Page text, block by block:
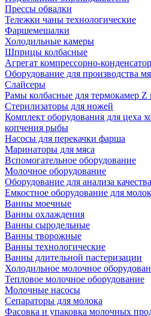
Прессы обвалки
Тележки чаны технологические
Фаршемешалки
Холодильные камеры
Шприцы колбасные
Агрегат компрессорно-
Оборудование для производства
Слайсеры
Рамы колбасные для термокамер Z
Стерилизаторы для ножей
Комплект оборудования для цеха
копчения рыбы
Насосы для перекачки фарша
Маринаторы для мяса
Вспомогательное оборудование
Молочное оборудование
Оборудование для анализа
Емкостное оборудование для
Ванны моечные
Ванны охлаждения
Ванны сыродельные
Ванны творожные
Ванны технологические
Ванны длительной пастеризации
Холодильное молочное
Тепловое молочное оборудование
Молочные насосы
Сепараторы для молока
Фасовка и упаковка молочных